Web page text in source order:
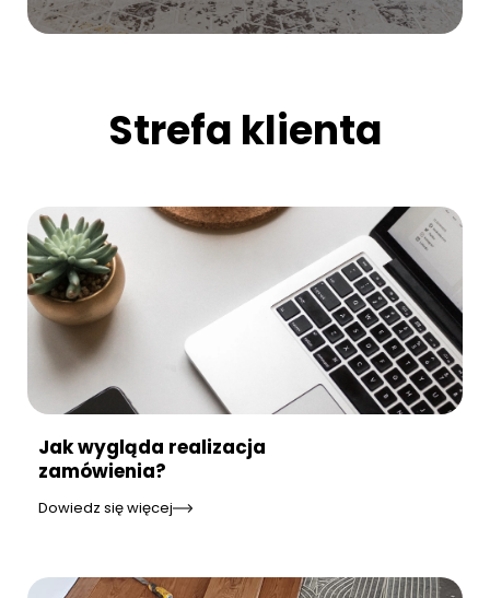
Strefa klienta
Jak wygląda realizacja
zamówienia?
Dowiedz się więcej